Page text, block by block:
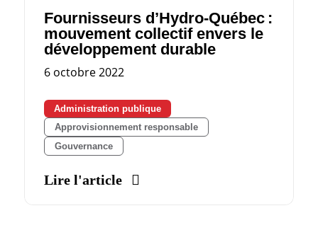
Fournisseurs d’Hydro-Québec :
mouvement collectif envers le
développement durable
6 octobre 2022
Administration publique
Approvisionnement responsable
Gouvernance
Lire l'article